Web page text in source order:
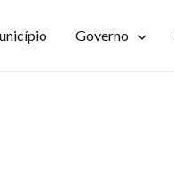
Governo